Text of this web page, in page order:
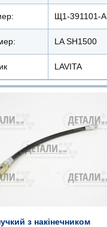
Щ1-391101-А
LA SH1500
LAVITA
з накінечником